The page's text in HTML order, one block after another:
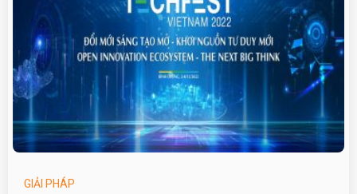
GIẢI PHÁP